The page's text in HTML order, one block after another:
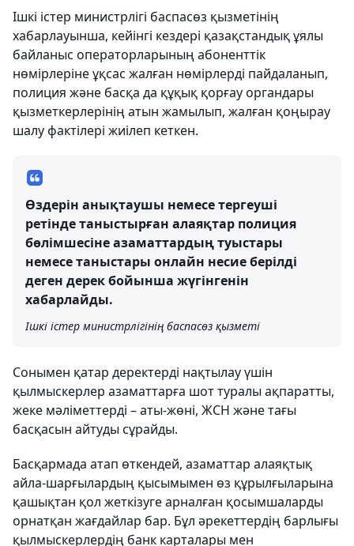
Ішкі істер министрлігі баспасөз қызметінің
хабарлауынша, кейінгі кездері қазақстандық ұялы
байланыс операторларының абоненттік
нөмірлеріне ұқсас жалған нөмірлерді пайдаланып,
полиция және басқа да құқық қорғау органдары
қызметкерлерінің атын жамылып, жалған қоңырау
шалу фактілері жиілеп кеткен.
Өздерін анықтаушы немесе тергеуші
ретінде таныстырған алаяқтар полиция
бөлімшесіне азаматтардың туыстары
немесе таныстары онлайн несие берілді
деген дерек бойынша жүгінгенін
хабарлайды.
Ішкі істер министрлігінің баспасөз қызметі
Сонымен қатар деректерді нақтылау үшін
қылмыскерлер азаматтарға шот туралы ақпаратты,
жеке мәліметтерді – аты-жөні, ЖСН және тағы
басқасын айтуды сұрайды.
Басқармада атап өткендей, азаматтар алаяқтық
айла-шарғылардың қысымымен өз құрылғыларына
қашықтан қол жеткізуге арналған қосымшаларды
орнатқан жағдайлар бар. Бұл әрекеттердің барлығы
қылмыскерлердің банк карталары мен